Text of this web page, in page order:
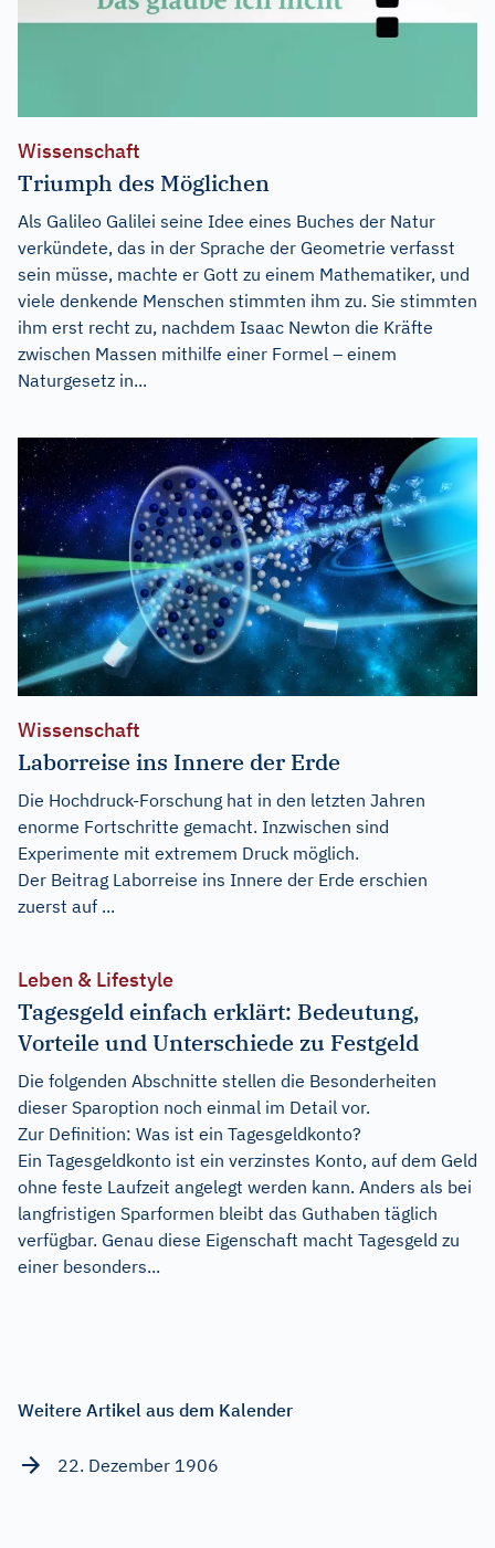
Wissenschaft
Triumph des Möglichen
Als Galileo Galilei seine Idee eines Buches der Natur
verkündete, das in der Sprache der Geometrie verfasst
sein müsse, machte er Gott zu einem Mathematiker, und
viele denkende Menschen stimmten ihm zu. Sie stimmten
ihm erst recht zu, nachdem Isaac Newton die Kräfte
zwischen Massen mithilfe einer Formel – einem
Naturgesetz in...
Wissenschaft
Laborreise ins Innere der Erde
Die Hochdruck-Forschung hat in den letzten Jahren
enorme Fortschritte gemacht. Inzwischen sind
Experimente mit extremem Druck möglich.
Der Beitrag Laborreise ins Innere der Erde erschien
zuerst auf ...
Leben & Lifestyle
Tagesgeld einfach erklärt: Bedeutung,
Vorteile und Unterschiede zu Festgeld
Die folgenden Abschnitte stellen die Besonderheiten
dieser Sparoption noch einmal im Detail vor.
Zur Definition: Was ist ein Tagesgeldkonto?
Ein Tagesgeldkonto ist ein verzinstes Konto, auf dem Geld
ohne feste Laufzeit angelegt werden kann. Anders als bei
langfristigen Sparformen bleibt das Guthaben täglich
verfügbar. Genau diese Eigenschaft macht Tagesgeld zu
einer besonders...
Weitere Artikel aus dem Kalender
22. Dezember 1906